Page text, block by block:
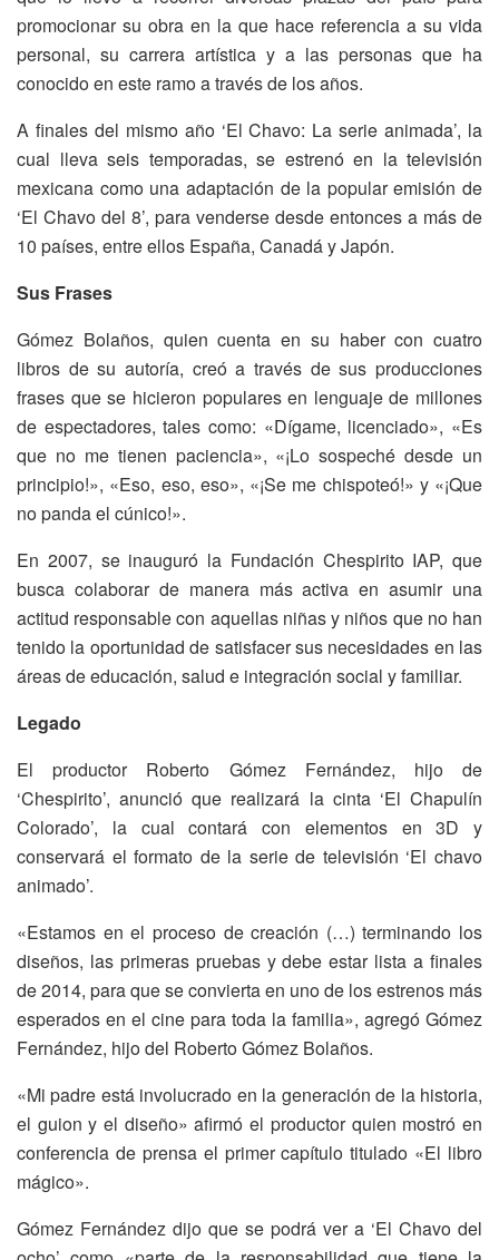
promocionar su obra en la que hace referencia a su vida
personal, su carrera artística y a las personas que ha
conocido en este ramo a través de los años.
A finales del mismo año ‘El Chavo: La serie animada’, la
cual lleva seis temporadas, se estrenó en la televisión
mexicana como una adaptación de la popular emisión de
‘El Chavo del 8’, para venderse desde entonces a más de
10 países, entre ellos España, Canadá y Japón.
Sus Frases
Gómez Bolaños, quien cuenta en su haber con cuatro
libros de su autoría, creó a través de sus producciones
frases que se hicieron populares en lenguaje de millones
de espectadores, tales como: «Dígame, licenciado», «Es
que no me tienen paciencia», «¡Lo sospeché desde un
principio!», «Eso, eso, eso», «¡Se me chispoteó!» y «¡Que
no panda el cúnico!».
En 2007, se inauguró la Fundación Chespirito IAP, que
busca colaborar de manera más activa en asumir una
actitud responsable con aquellas niñas y niños que no han
tenido la oportunidad de satisfacer sus necesidades en las
áreas de educación, salud e integración social y familiar.
Legado
El productor Roberto Gómez Fernández, hijo de
‘Chespirito’, anunció que realizará la cinta ‘El Chapulín
Colorado’, la cual contará con elementos en 3D y
conservará el formato de la serie de televisión ‘El chavo
animado’.
«Estamos en el proceso de creación (…) terminando los
diseños, las primeras pruebas y debe estar lista a finales
de 2014, para que se convierta en uno de los estrenos más
esperados en el cine para toda la familia», agregó Gómez
Fernández, hijo del Roberto Gómez Bolaños.
«Mi padre está involucrado en la generación de la historia,
el guion y el diseño» afirmó el productor quien mostró en
conferencia de prensa el primer capítulo titulado «El libro
mágico».
Gómez Fernández dijo que se podrá ver a ‘El Chavo del